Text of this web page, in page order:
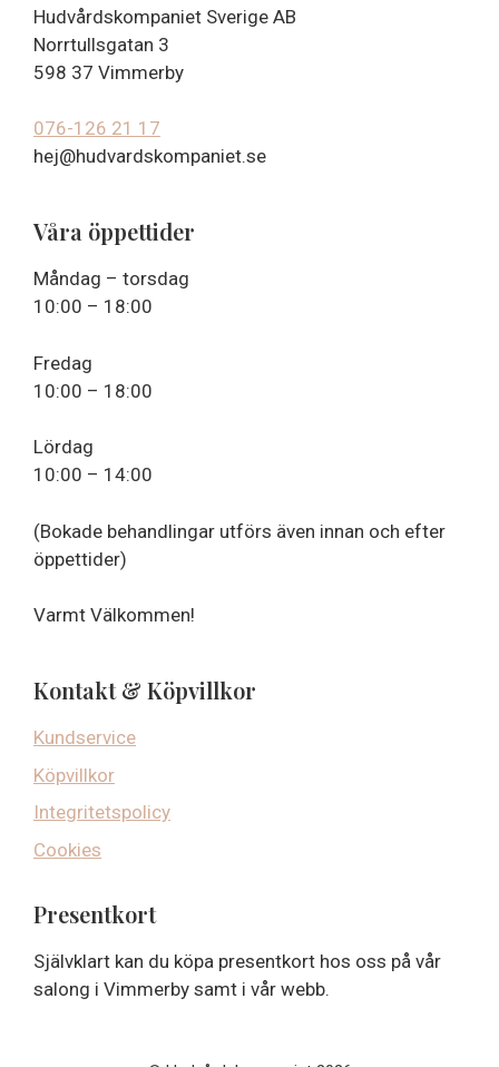
Hudvårdskompaniet Sverige AB
Norrtullsgatan 3
598 37 Vimmerby
076-126 21 17
hej@hudvardskompaniet.se
Våra öppettider
Måndag – torsdag
10:00 – 18:00
Fredag
10:00 – 18:00
Lördag
10:00 – 14:00
(Bokade behandlingar utförs även innan och efter
öppettider)
Varmt Välkommen!
Kontakt & Köpvillkor
Kundservice
Köpvillkor
Integritetspolicy
Cookies
Presentkort
Självklart kan du köpa presentkort hos oss på vår
salong i Vimmerby samt i vår webb.